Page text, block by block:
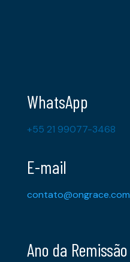
WhatsApp
+55 21 99077-3468
E-mail
contato@ongrace.com
Ano da Remissão